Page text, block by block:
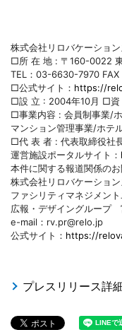
株式会社リロバケーショ
□所 在 地 : 〒160-0022
TEL：03-6630-7970
□公式サイト： https://
□設 立 : 2004年10月 □資
□事業内容 : 会員制事業/
マンション管理事業/ホテ
□代 表 者 : 代表取締役社
運営施設ポータルサイト：
本件に関する報道関係の
株式会社リロバケーショ
ファシリティマネジメン
広報・デザイングループ
e-mail：rv.pr@relo.jp
公式サイト： https://
プレスリリース詳